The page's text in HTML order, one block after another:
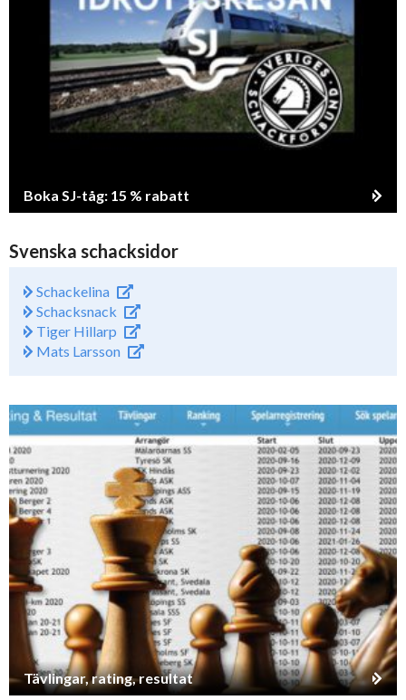
Boka SJ-tåg: 15 % rabatt
Svenska schacksidor
Schackelina
Schacksnack
Tiger Hillarp
Mats Larsson
Tävlingar, rating, resultat